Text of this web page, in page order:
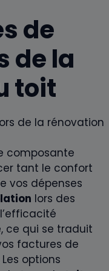
de
de la
toit
composante
tant le confort
vos dépenses
lors des
ce qui se traduit
factures de
options